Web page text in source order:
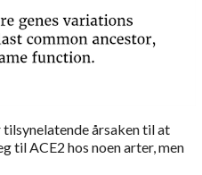
årsaken til at
til ACE2 hos noen arter, men